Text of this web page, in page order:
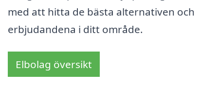
med att hitta de bästa alternativen och
erbjudandena i ditt område.
Elbolag översikt